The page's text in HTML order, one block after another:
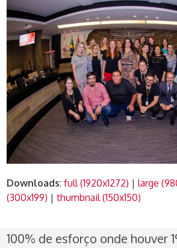
Downloads:full (1920x1272) |large
(300x199) |thumbnail (150x150)
100% de esforço onde houver